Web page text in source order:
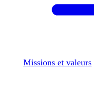
Missions et valeurs